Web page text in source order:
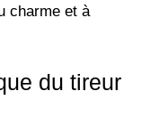
charme et à
du tireur